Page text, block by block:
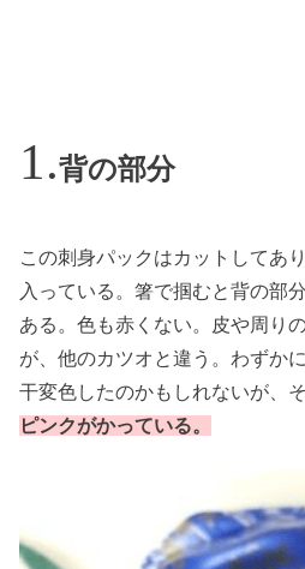
背の部分
この刺身パックはカットしてあ
入っている。箸で掴むと背の部
ある。色も赤くない。皮や周り
が、他のカツオと違う。わずか
干変色したのかもしれないが、
ピンクがかっている。